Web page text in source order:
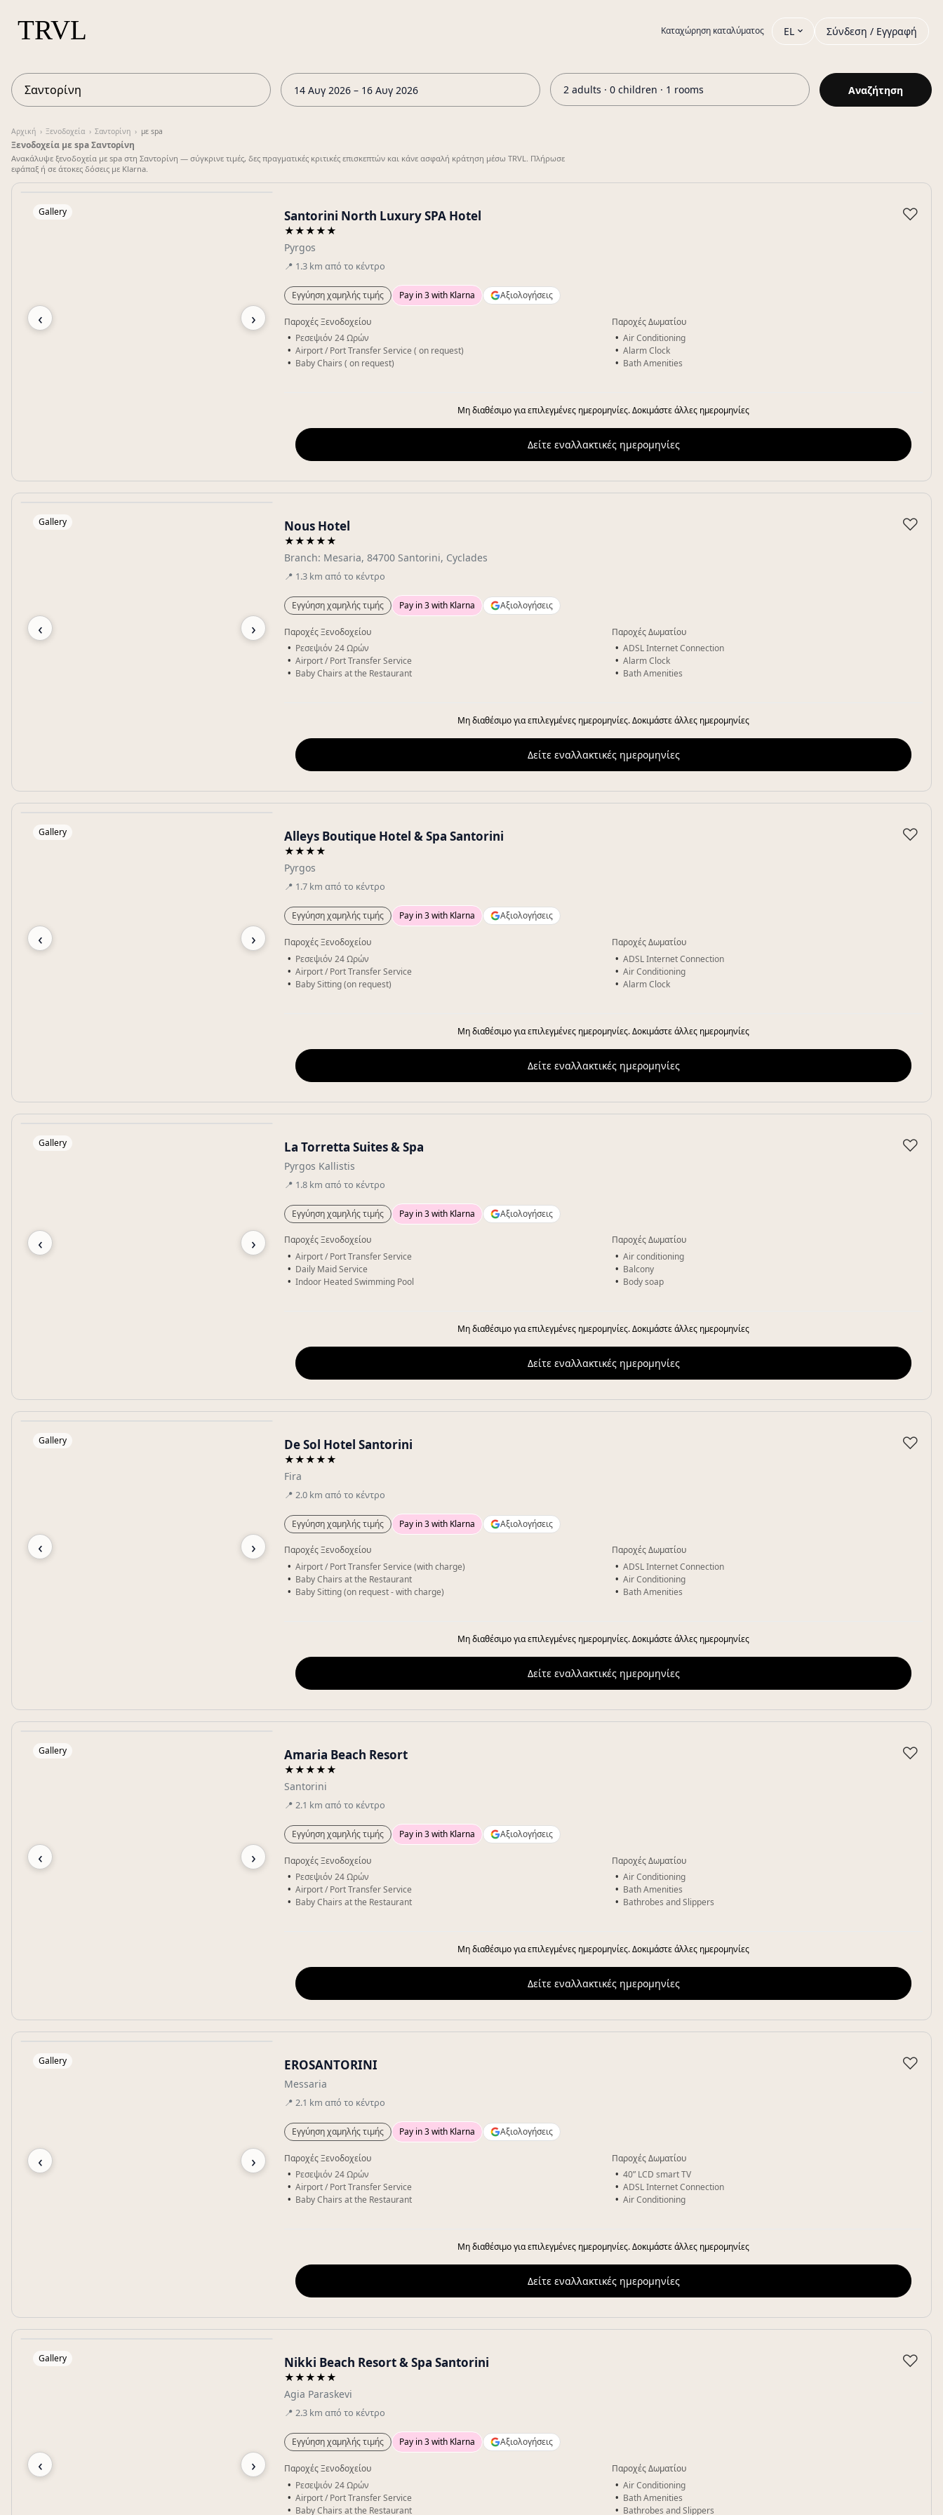
Καταχώρηση καταλύματος EL Σύνδεση / Εγγραφή
14 Αυγ 2026 – 16 Αυγ 2026 2 adults · 0 children · 1 rooms Αναζήτηση
Αρχική › Ξενοδοχεία › Σαντορίνη › με spa
Ξενοδοχεία με spa Σαντορίνη
Ανακάλυψε ξενοδοχεία με spa στη Σαντορίνη — σύγκρινε τιμές, δες πραγματικές κριτικές επισκεπτών και κάνε ασφαλή κράτηση μέσω TRVL. Πλήρωσε
εφάπαξ ή σε άτοκες δόσεις με Klarna.
‹ ›
Gallery Santorini North Luxury SPA Hotel
★★★★★
Pyrgos
📍 1.3 km από το κέντρο
♡
Εγγύηση χαμηλής τιμής Pay in 3 with Klarna Αξιολογήσεις
Παροχές Ξενοδοχείου
Ρεσεψιόν 24 Ωρών
Airport / Port Transfer Service ( on request)
Baby Chairs ( on request)
Παροχές Δωματίου
Air Conditioning
Alarm Clock
Bath Amenities
Μη διαθέσιμο για επιλεγμένες ημερομηνίες. Δοκιμάστε άλλες ημερομηνίες
Δείτε εναλλακτικές ημερομηνίες
‹ ›
Gallery Nous Hotel
★★★★★
Branch: Mesaria, 84700 Santorini, Cyclades
📍 1.3 km από το κέντρο
♡
Εγγύηση χαμηλής τιμής Pay in 3 with Klarna Αξιολογήσεις
Παροχές Ξενοδοχείου
Ρεσεψιόν 24 Ωρών
Airport / Port Transfer Service
Baby Chairs at the Restaurant
Παροχές Δωματίου
ADSL Internet Connection
Alarm Clock
Bath Amenities
Μη διαθέσιμο για επιλεγμένες ημερομηνίες. Δοκιμάστε άλλες ημερομηνίες
Δείτε εναλλακτικές ημερομηνίες
‹ ›
Gallery Alleys Boutique Hotel & Spa Santorini
★★★★
Pyrgos
📍 1.7 km από το κέντρο
♡
Εγγύηση χαμηλής τιμής Pay in 3 with Klarna Αξιολογήσεις
Παροχές Ξενοδοχείου
Ρεσεψιόν 24 Ωρών
Airport / Port Transfer Service
Baby Sitting (on request)
Παροχές Δωματίου
ADSL Internet Connection
Air Conditioning
Alarm Clock
Μη διαθέσιμο για επιλεγμένες ημερομηνίες. Δοκιμάστε άλλες ημερομηνίες
Δείτε εναλλακτικές ημερομηνίες
‹ ›
Gallery La Torretta Suites & Spa
Pyrgos Kallistis
📍 1.8 km από το κέντρο
♡
Εγγύηση χαμηλής τιμής Pay in 3 with Klarna Αξιολογήσεις
Παροχές Ξενοδοχείου
Airport / Port Transfer Service
Daily Maid Service
Indoor Heated Swimming Pool
Παροχές Δωματίου
Air conditioning
Balcony
Body soap
Μη διαθέσιμο για επιλεγμένες ημερομηνίες. Δοκιμάστε άλλες ημερομηνίες
Δείτε εναλλακτικές ημερομηνίες
‹ ›
Gallery De Sol Hotel Santorini
★★★★★
Fira
📍 2.0 km από το κέντρο
♡
Εγγύηση χαμηλής τιμής Pay in 3 with Klarna Αξιολογήσεις
Παροχές Ξενοδοχείου
Airport / Port Transfer Service (with charge)
Baby Chairs at the Restaurant
Baby Sitting (on request - with charge)
Παροχές Δωματίου
ADSL Internet Connection
Air Conditioning
Bath Amenities
Μη διαθέσιμο για επιλεγμένες ημερομηνίες. Δοκιμάστε άλλες ημερομηνίες
Δείτε εναλλακτικές ημερομηνίες
‹ ›
Gallery Amaria Beach Resort
★★★★★
Santorini
📍 2.1 km από το κέντρο
♡
Εγγύηση χαμηλής τιμής Pay in 3 with Klarna Αξιολογήσεις
Παροχές Ξενοδοχείου
Ρεσεψιόν 24 Ωρών
Airport / Port Transfer Service
Baby Chairs at the Restaurant
Παροχές Δωματίου
Air Conditioning
Bath Amenities
Bathrobes and Slippers
Μη διαθέσιμο για επιλεγμένες ημερομηνίες. Δοκιμάστε άλλες ημερομηνίες
Δείτε εναλλακτικές ημερομηνίες
‹ ›
Gallery EROSANTORINI
Messaria
📍 2.1 km από το κέντρο
♡
Εγγύηση χαμηλής τιμής Pay in 3 with Klarna Αξιολογήσεις
Παροχές Ξενοδοχείου
Ρεσεψιόν 24 Ωρών
Airport / Port Transfer Service
Baby Chairs at the Restaurant
Παροχές Δωματίου
40” LCD smart TV
ADSL Internet Connection
Air Conditioning
Μη διαθέσιμο για επιλεγμένες ημερομηνίες. Δοκιμάστε άλλες ημερομηνίες
Δείτε εναλλακτικές ημερομηνίες
‹ ›
Gallery Nikki Beach Resort & Spa Santorini
★★★★★
Agia Paraskevi
📍 2.3 km από το κέντρο
♡
Εγγύηση χαμηλής τιμής Pay in 3 with Klarna Αξιολογήσεις
Παροχές Ξενοδοχείου
Ρεσεψιόν 24 Ωρών
Airport / Port Transfer Service
Baby Chairs at the Restaurant
Παροχές Δωματίου
Air Conditioning
Bath Amenities
Bathrobes and Slippers